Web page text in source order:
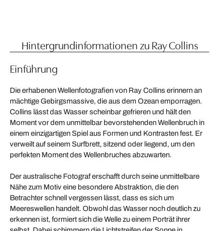
Hintergrundinformationen zu Ray Collins
Einführung
Die erhabenen Wellenfotografien von Ray Collins erinnern an
mächtige Gebirgsmassive, die aus dem Ozean emporragen.
Collins lässt das Wasser scheinbar gefrieren und hält den
Moment vor dem unmittelbar bevorstehenden Wellenbruch in
einem einzigartigen Spiel aus Formen und Kontrasten fest. Er
verweilt auf seinem Surfbrett, sitzend oder liegend, um den
perfekten Moment des Wellenbruches abzuwarten.
Der australische Fotograf erschafft durch seine unmittelbare
Nähe zum Motiv eine besondere Abstraktion, die den
Betrachter schnell vergessen lässt, dass es sich um
Meereswellen handelt. Obwohl das Wasser noch deutlich zu
erkennen ist, formiert sich die Welle zu einem Porträt ihrer